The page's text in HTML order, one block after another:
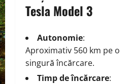
Tesla Model 3
Autonomie:
Aproximativ 560 km pe o
singură încărcare.
Timp de încărcare: